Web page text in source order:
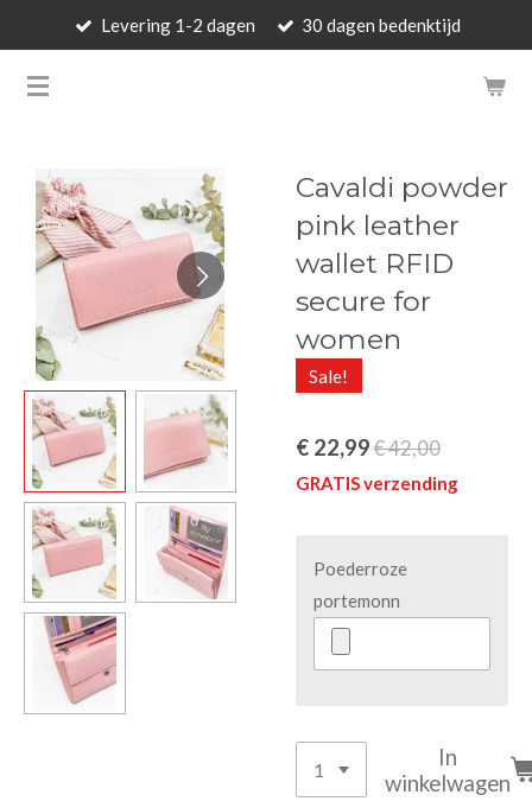
naar
BARBARA'S WALLET -
Levering 1-2 dagen 30 dagen bedenktijd
Cavaldi powder
pink leather
wallet RFID
secure for
women
Sale!
€ 22,99€ 42,00
GRATIS verzending
Poederroze
portemonn
In
winkelwagen